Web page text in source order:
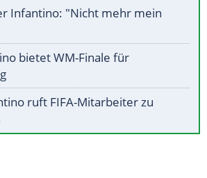
Infantino: "Nicht mehr mein
bietet WM-Finale für
ruft FIFA-Mitarbeiter zu